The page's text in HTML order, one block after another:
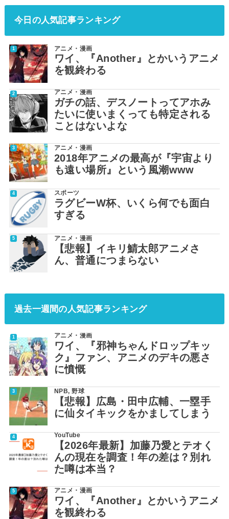
今日の人気記事ランキング
アニメ・漫画
ワイ、『Another』とかいうアニメ
を観終わる
アニメ・漫画
ガチの話、デスノートってアホみ
たいに使いまくっても特定される
ことはないよな
アニメ・漫画
2018年アニメの最高が『宇宙より
も遠い場所』という風潮www
スポーツ
ラグビーW杯、いくら何でも面白
すぎる
アニメ・漫画
【悲報】イキリ鯖太郎アニメさ
ん、普通につまらない
過去一週間の人気記事ランキング
アニメ・漫画
ワイ、『邪神ちゃんドロップキッ
ク』ファン、アニメのデキの悪さ
に憤慨
NPB,野球
【悲報】広島・田中広輔、一塁手
に仙タイキックをかましてしまう
YouTube
【2026年最新】加藤乃愛とテオく
んの現在を調査！年の差は？別れ
た噂は本当？
アニメ・漫画
ワイ、『Another』とかいうアニメ
を観終わる